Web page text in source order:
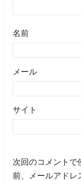
名前
メール
サイト
次回のコメントで
前、メールアドレ